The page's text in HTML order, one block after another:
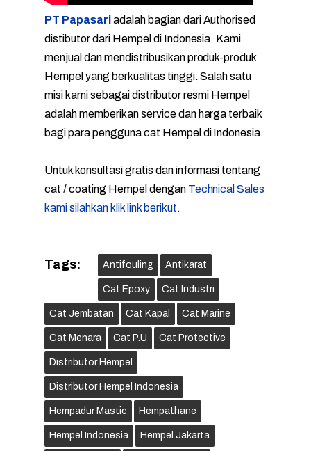
PT Papasariadalah bagian dari Authorised
distibutor dari Hempel di Indonesia. Kami
menjual dan mendistribusikan produk-produk
Hempel yang berkualitas tinggi. Salah satu
misi kami sebagai distributor resmi Hempel
adalah memberikan service dan harga terbaik
bagi para pengguna cat Hempel di Indonesia.
Untuk konsultasi gratis dan informasi tentang
cat / coating Hempel dengan Technical Sales
kami silahkan klik link berikut.
Tags: Antifouling Antikarat
Cat Epoxy Cat Industri
Cat Jembatan Cat Kapal Cat Marine
Cat Menara Cat P.U Cat Protective
Distributor Hempel
Distributor Hempel Indonesia
Hempadur Mastic Hempathane
Hempel Indonesia Hempel Jakarta